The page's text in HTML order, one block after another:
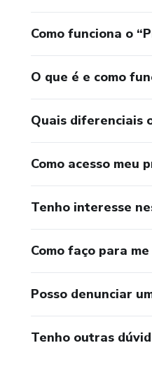
Como funciona o
O que é e como
Quais diferenciais
Como acesso meu
Tenho interesse
Como faço para
Posso denunciar
Tenho outras